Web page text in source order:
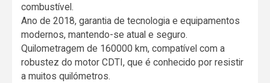
combustível.
Ano de 2018, garantia de tecnologia e equipamentos
modernos, mantendo-se atual e seguro.
Quilometragem de 160000 km, compatível com a
robustez do motor CDTI, que é conhecido por resistir
a muitos quilómetros.